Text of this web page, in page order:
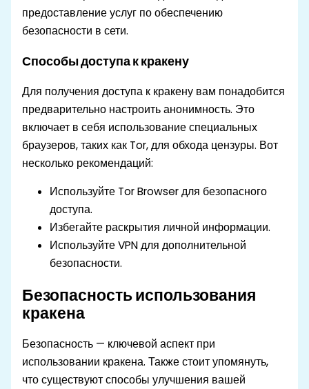
предоставление услуг по обеспечению
безопасности в сети.
Способы доступа к кракену
Для получения доступа к кракену вам понадобится
предварительно настроить анонимность. Это
включает в себя использование специальных
браузеров, таких как Tor, для обхода цензуры. Вот
несколько рекомендаций:
Используйте Tor Browser для безопасного
доступа.
Избегайте раскрытия личной информации.
Используйте VPN для дополнительной
безопасности.
Безопасность использования
кракена
Безопасность — ключевой аспект при
использовании кракена. Также стоит упомянуть,
что существуют способы улучшения вашей